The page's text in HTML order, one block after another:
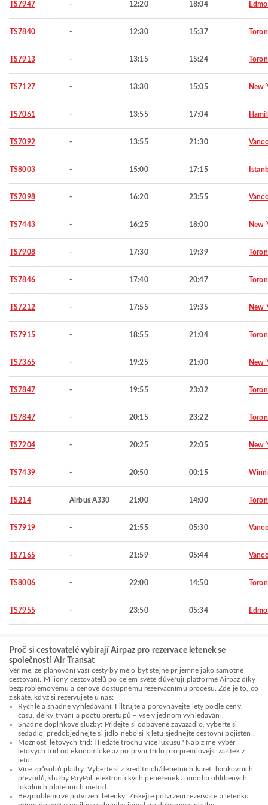
TS7947 - 12:20 18:04
TS7840 - 12:30 15:37
TS7913 - 13:15 15:24
TS7127 - 13:30 15:05 New
TS7061 - 13:55 17:04
TS7092 - 13:55 21:30
TS8003 - 15:00 17:15
TS7098 - 16:20 23:55
TS7443 - 16:25 18:00 New
TS7908 - 17:30 19:39
TS7846 - 17:40 20:47
TS7212 - 17:55 19:35 New
TS7915 - 18:55 21:04
TS7365 - 19:25 21:00 New
TS7847 - 19:55 23:02
TS7847 - 20:15 23:22
TS7204 - 20:25 22:05 New
TS7439 - 20:50 00:15
TS214 Airbus A330 21:00 14:00
TS7919 - 21:55 05:30
TS7165 - 21:59 05:44
TS8006 - 22:00 14:50
TS7955 - 23:50 05:34
Proč si cestovatelé vybírají Airpaz pro rezervace letenek se
společností Air Transat
Věříme, že plánování vaší cesty by mělo být stejně příjemné jako samotné
cestování. Miliony cestovatelů po celém světě důvěřují platformě Airpaz díky
bezproblémovému a cenově dostupnému rezervačnímu procesu. Zde je to, co
získáte, když si rezervujete u nás:
Rychlé a snadné vyhledávání: Filtrujte a porovnávejte lety podle ceny,
času, délky trvání a počtu přestupů – vše v jednom vyhledávání.
Snadné doplňkové služby: Přidejte si odbavené zavazadlo, vyberte si
sedadlo, předobjednejte si jídlo nebo si k letu sjednejte cestovní pojištění.
Možnosti letových tříd: Hledáte trochu více luxusu? Nabízíme výběr
letových tříd od ekonomické až po první třídu pro prémiovější zážitek z
letu.
Více způsobů platby: Vyberte si z kreditních/debetních karet, bankovních
převodů, služby PayPal, elektronických peněženek a mnoha oblíbených
lokálních platebních metod.
Bezproblémové potvrzení letenky: Získejte potvrzení rezervace a letenku